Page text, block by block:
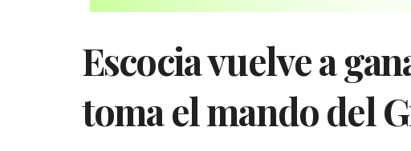
Escocia vuelve a
toma el mando del